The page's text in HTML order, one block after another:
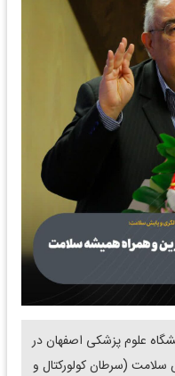
علوم پزشکی اصفهان در
(سرطان کولورکتال و